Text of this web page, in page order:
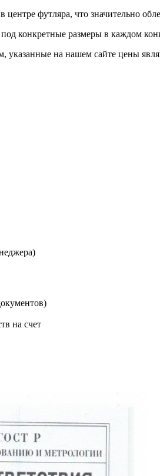
футляра, что значительно
под конкретные размеры в каждом
указанные на нашем сайте цены
на счет